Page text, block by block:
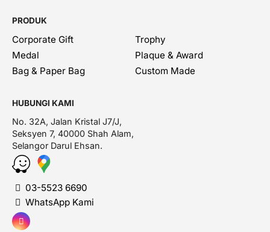
PRODUK
Corporate Gift
Trophy
Medal
Plaque & Award
Bag & Paper Bag
Custom Made
HUBUNGI KAMI
No. 32A, Jalan Kristal J7/J,
Seksyen 7, 40000 Shah Alam,
Selangor Darul Ehsan.
03-5523 6690
WhatsApp Kami